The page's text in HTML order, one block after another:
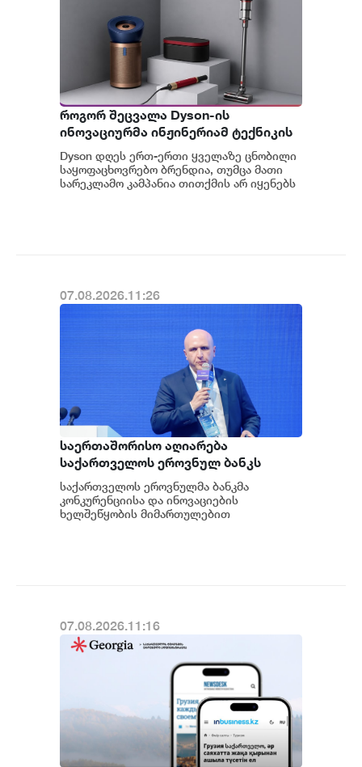
როგორ შეცვალა Dyson-ის
ინოვაციურმა ინჟინერიამ ტექნიკის
მოხმარება
Dyson დღეს ერთ-ერთი ყველაზე ცნობილი
საყოფაცხოვრებო ბრენდია, თუმცა მათი
სარეკლამო კამპანია თითქმის არ იყენებს
07.08.2026.11:26
საერთაშორისო აღიარება
საქართველოს ეროვნულ ბანკს
ფინანსური ინოვაციების
ავანგარდში აყენებს და მის
რეგიონული ჰაბის ამბიციას
საქართველოს ეროვნულმა ბანკმა
კონკურენციისა და ინოვაციების
ხელშეწყობის მიმართულებით
07.08.2026.11:16